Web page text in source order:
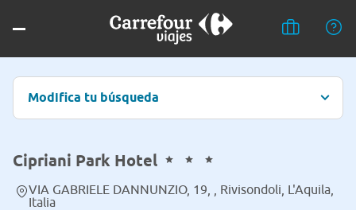
Modifica tu búsqueda
Cipriani Park Hotel
VIA GABRIELE DANNUNZIO, 19, , Rivisondoli, L'Aquila,
Italia